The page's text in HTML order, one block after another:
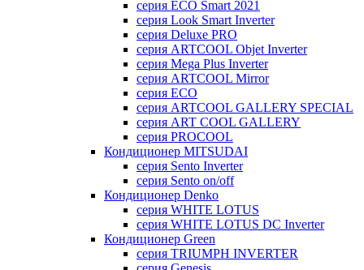
серия ECO Smart 2021
серия Look Smart Inverter
серия Deluxe PRO
серия ARTCOOL Objet Inverter
серия Mega Plus Inverter
серия ARTCOOL Mirror
серия ECO
серия ARTCOOL GALLERY SPECIAL
серия ART COOL GALLERY
серия PROCOOL
Кондиционер MITSUDAI
серия Sento Inverter
серия Sento on/off
Кондиционер Denko
серия WHITE LOTUS
серия WHITE LOTUS DC Inverter
Кондиционер Green
серия TRIUMPH INVERTER